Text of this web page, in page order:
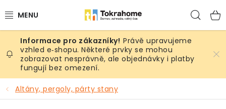
na
Výrobky
Místnosti
Venkovní prostory
Právě upravujeme
vzhled e‑shopu. Některé prvky se mohou
zobrazovat nesprávně, ale objednávky i platby
fungují bez omezení.
Altány, pergoly, párty stany